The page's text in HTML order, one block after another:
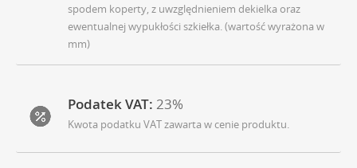
spodem koperty, z uwzględnieniem dekielka oraz
ewentualnej wypukłości szkiełka. (wartość wyrażona w
mm)
Podatek VAT: 23%
Kwota podatku VAT zawarta w cenie produktu.